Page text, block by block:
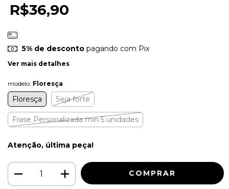
R$36,90
5% de descontopagando com Pix
Ver mais detalhes
modelo: Floresça
Floresça Seja forte
Frase Personalizada min 5 unidades
Atenção, última peça!